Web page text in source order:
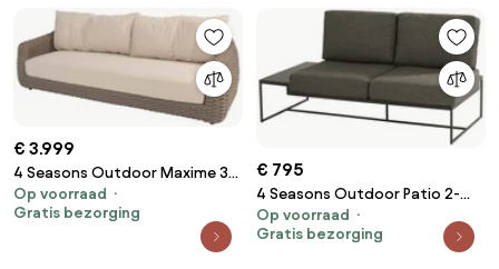
€ 3.999
4 Seasons Outdoor Maxime 3-
zits loungebank terre
Loungebank bruin
Op voorraad
Gratis bezorging
€ 795
4 Seasons Outdoor Patio 2-
zitter Rechts Tuinbank
antraciet weerbestendig
Op voorraad
Gratis bezorging